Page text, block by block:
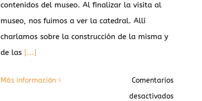
contenidos del museo. Al finalizar la visita al
museo, nos fuimos a ver la catedral. Allí
charlamos sobre la construcción de la misma y
de las [...]
Más información
Comentarios
desactivados